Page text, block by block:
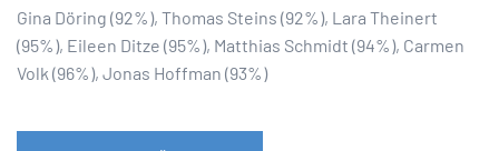
Gina Döring (92%), Thomas Steins (92%), Lara Theinert
(95%), Eileen Ditze (95%), Matthias Schmidt (94%), Carmen
Volk (96%), Jonas Hoffman (93%)